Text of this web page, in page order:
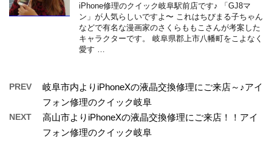
iPhone修理のクイック岐阜駅前店です♪ 「GJ8マ
ン」が人気らしいですよ〜 これはちびまる子ちゃん
などで有名な漫画家のさくらももこさんが考案した
キャラクターです。 岐阜県郡上市八幡町をこよなく
愛す …
PREV
岐阜市内よりiPhoneXの液晶交換修理にご来店～♪アイ
フォン修理のクイック岐阜
NEXT
高山市よりiPhoneXの液晶交換修理にご来店！！アイ
フォン修理のクイック岐阜